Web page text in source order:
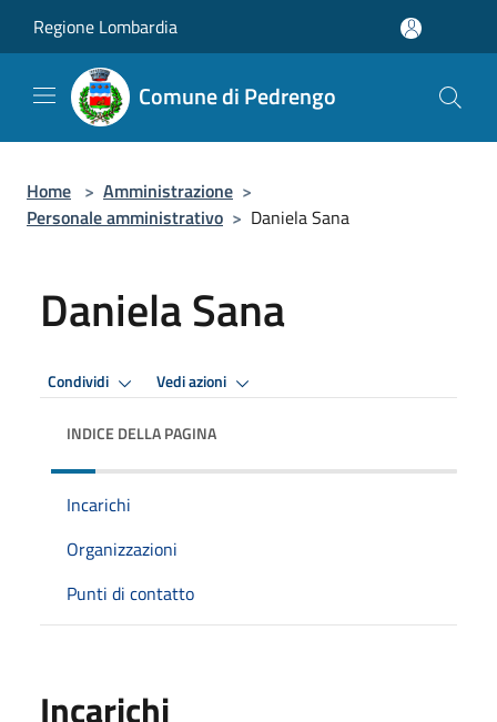
Regione Lombardia
Comune di Pedrengo
Home > Amministrazione >
Personale amministrativo > Daniela Sana
Daniela Sana
Condividi Vedi azioni
INDICE DELLA PAGINA
Incarichi
Organizzazioni
Punti di contatto
Incarichi